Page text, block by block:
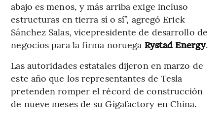
abajo es menos, y más arriba exige incluso
estructuras en tierra sí o sí”, agregó Erick
Sánchez Salas, vicepresidente de desarrollo de
negocios para la firma noruega Rystad Energy.
Las autoridades estatales dijeron en marzo de
este año que los representantes de Tesla
pretenden romper el récord de construcción
de nueve meses de su Gigafactory en China.